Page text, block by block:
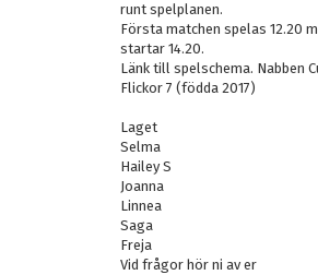
runt spelplanen.
Första matchen spelas 12.20
startar 14.20.
Länk till spelschema. Nabben
Flickor 7 (födda 2017)
Laget
Selma
Hailey S
Joanna
Linnea
Saga
Freja
Vid frågor hör ni av er